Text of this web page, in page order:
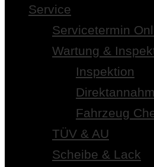
Service
Servicetermin
Wartung &
Inspektion
Fahrzeug
TÜV & AU
Scheibe & Lack